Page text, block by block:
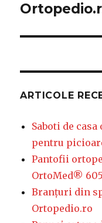
ARTICOLE
Saboti de
pentru
Pantofii
OrtoMed®
Branțuri din
Ortopedio.ro